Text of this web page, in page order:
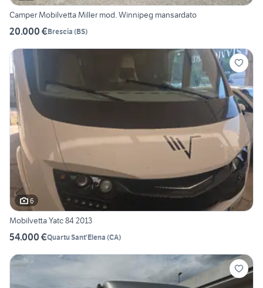
Camper Mobilvetta Miller mod. Winnipeg mansardato
20.000 €Brescia (BS)
6
Mobilvetta Yatc 84 2013
54.000 €Quartu Sant'Elena (CA)